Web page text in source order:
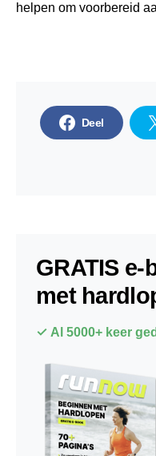
helpen om voorbereid
Deel
GRATIS
met
✓ Al 5000+ keer